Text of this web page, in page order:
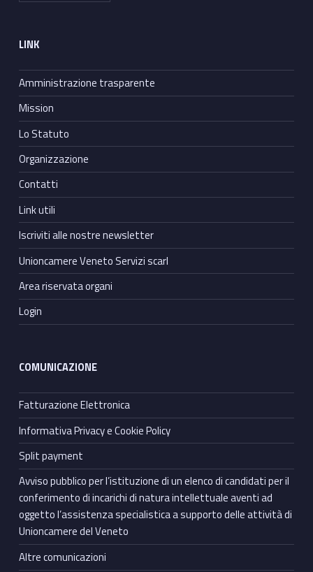
LINK
Amministrazione trasparente
Mission
Lo Statuto
Organizzazione
Contatti
Link utili
Iscriviti alle nostre newsletter
Unioncamere Veneto Servizi scarl
Area riservata organi
Login
COMUNICAZIONE
Fatturazione Elettronica
Informativa Privacy e Cookie Policy
Split payment
Avviso pubblico per l’istituzione di un elenco di candidati per il
conferimento di incarichi di natura intellettuale aventi ad
oggetto l’assistenza specialistica a supporto delle attività di
Unioncamere del Veneto
Altre comunicazioni